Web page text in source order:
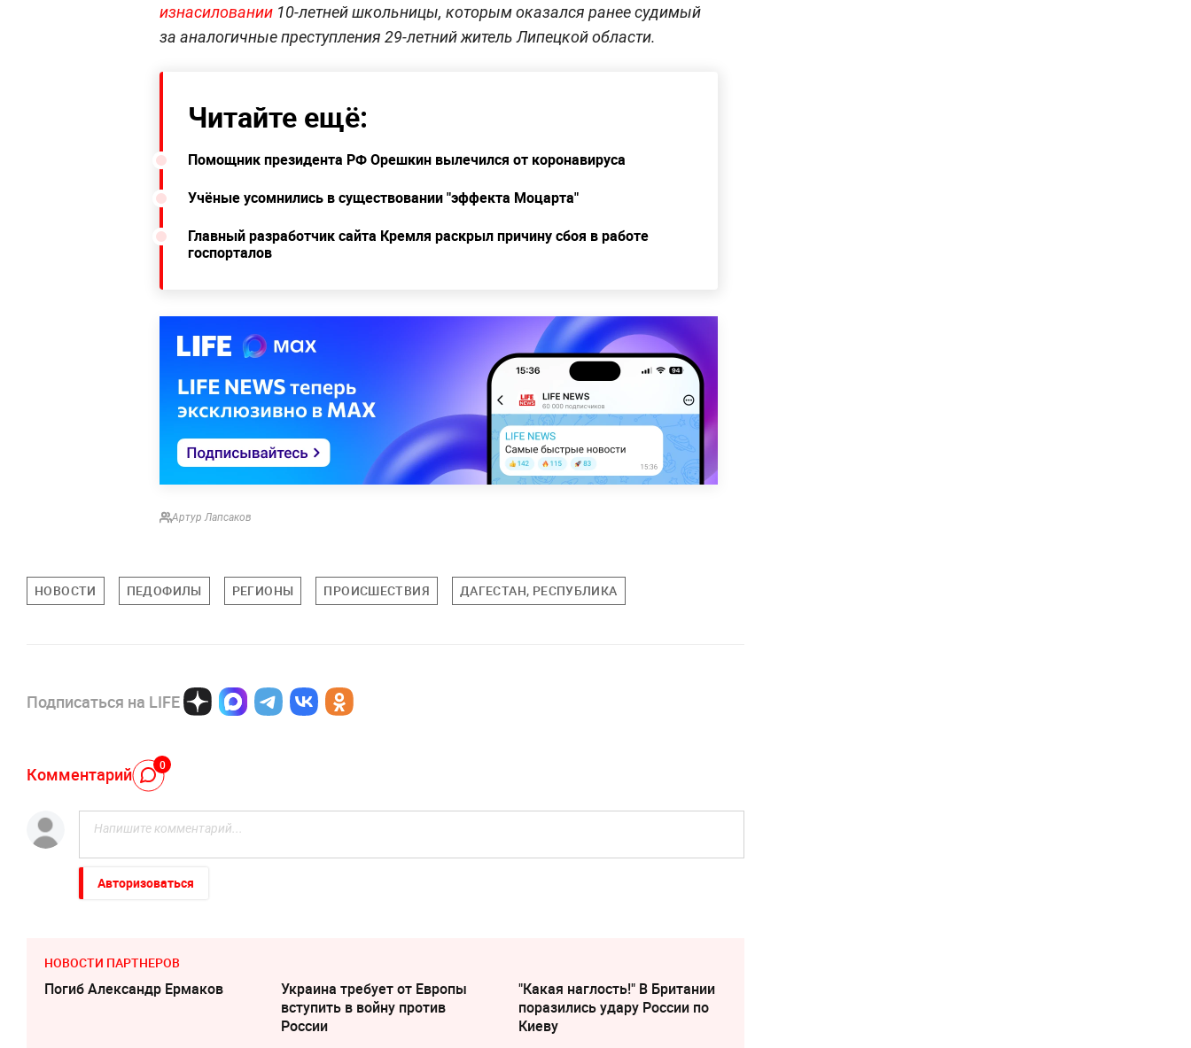
изнасиловании 10-летней школьницы, которым оказался ранее судимый
за аналогичные преступления 29-летний житель Липецкой области.
Читайте ещё:
Помощник президента РФ Орешкин вылечился от коронавируса
Учёные усомнились в существовании "эффекта Моцарта"
Главный разработчик сайта Кремля раскрыл причину сбоя в работе
госпорталов
Артур Лапсаков
НОВОСТИ ПЕДОФИЛЫ РЕГИОНЫ ПРОИСШЕСТВИЯ ДАГЕСТАН, РЕСПУБЛИКА
Подписаться на LIFE
Комментарий 0
Авторизоваться
НОВОСТИ ПАРТНЕРОВ
Погиб Александр Ермаков
Украина требует от Европы
вступить в войну против
России
"Какая наглость!" В Британии
поразились удару России по
Киеву